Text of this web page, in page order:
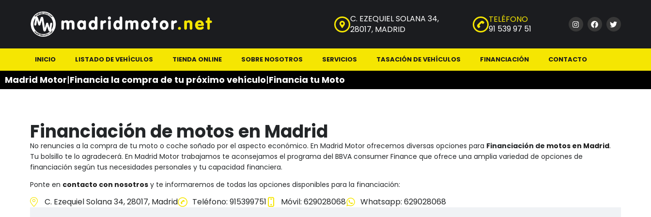
C. EZEQUIEL SOLANA 34,
28017, MADRID
TELÉFONO
91 539 97 51
INICIO LISTADO DE VEHÍCULOS TIENDA ONLINE SOBRE NOSOTROS SERVICIOS TASACIÓN DE VEHÍCULOS FINANCIACIÓN CONTACTO
Madrid Motor|Financia la compra de tu próximo vehículo|Financia tu Moto
Financiación de motos en Madrid
No renuncies a la compra de tu moto o coche soñado por el aspecto económico. En Madrid Motor ofrecemos diversas opciones para Financiación de motos en Madrid.
Tu bolsillo te lo agradecerá. En Madrid Motor trabajamos te aconsejamos el programa del BBVA consumer Finance que ofrece una amplia variedad de opciones de
financiación según tus necesidades personales y tu capacidad financiera.
Ponte en contacto con nosotros y te informaremos de todas las opciones disponibles para la financiación:
C. Ezequiel Solana 34, 28017, Madrid Teléfono: 915399751 Móvil: 629028068 Whatsapp: 629028068